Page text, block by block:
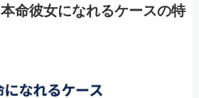
命彼女になれるケースの特